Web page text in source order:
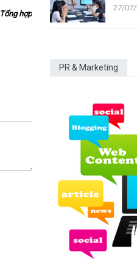
Tổng hợp
27/
PR & Marketing